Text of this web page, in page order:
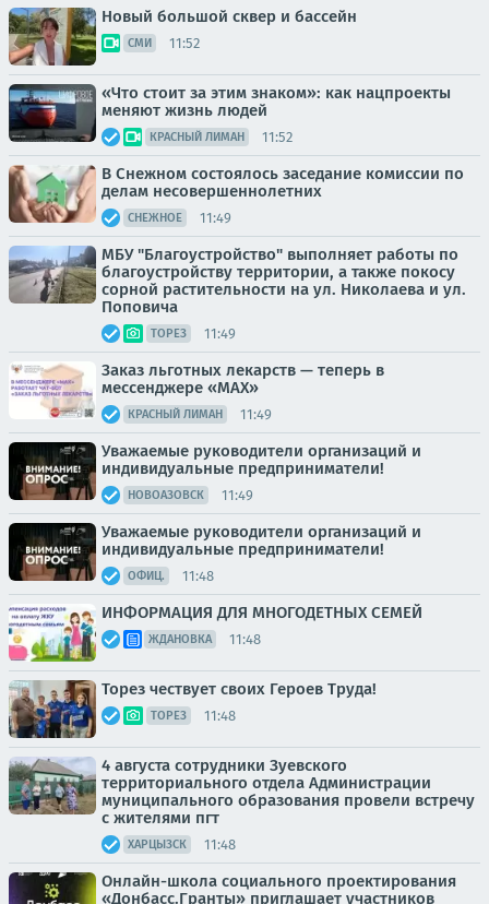
Новый большой сквер и бассейн
СМИ 11:52
«Что стоит за этим знаком»: как нацпроекты
меняют жизнь людей
КРАСНЫЙ ЛИМАН 11:52
В Снежном состоялось заседание комиссии по
делам несовершеннолетних
СНЕЖНОЕ 11:49
МБУ "Благоустройство" выполняет работы по
благоустройству территории, а также покосу
сорной растительности на ул. Николаева и ул.
Поповича
ТОРЕЗ 11:49
Заказ льготных лекарств — теперь в
мессенджере «МАХ»
КРАСНЫЙ ЛИМАН 11:49
Уважаемые руководители организаций и
индивидуальные предприниматели!
НОВОАЗОВСК 11:49
Уважаемые руководители организаций и
индивидуальные предприниматели!
ОФИЦ. 11:48
ИНФОРМАЦИЯ ДЛЯ МНОГОДЕТНЫХ СЕМЕЙ
ЖДАНОВКА 11:48
Торез чествует своих Героев Труда!
ТОРЕЗ 11:48
4 августа сотрудники Зуевского
территориального отдела Администрации
муниципального образования провели встречу
с жителями пгт
ХАРЦЫЗСК 11:48
Онлайн-школа социального проектирования
«Донбасс.Гранты» приглашает участников